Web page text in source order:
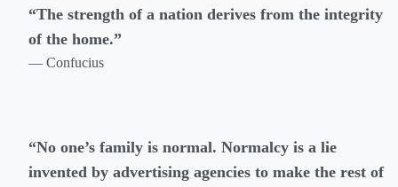
“The strength of a nation derives from the integrity
of the home.”
— Confucius
“No one’s family is normal. Normalcy is a lie
invented by advertising agencies to make the rest of